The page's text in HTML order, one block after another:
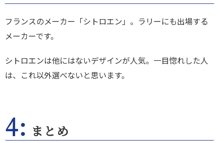
フランスのメーカー「シトロエン」。ラリーにも出場する
メーカーです。
シトロエンは他にはないデザインが人気。一目惚れした人
は、これ以外選べないと思います。
4: まとめ